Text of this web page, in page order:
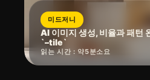
미드저니
AI 이미지 생성, 비율과 패턴
`–tile`
읽는 시간 : 약5분소요